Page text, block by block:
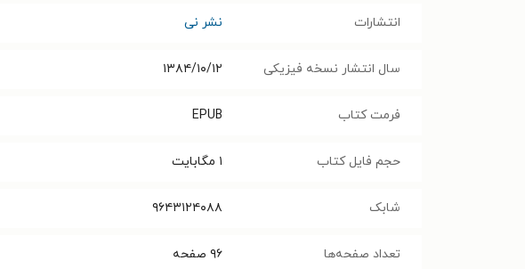
انتشارات نشر نی
سال انتشار نسخه فیزیکی ۱۳۸۴/۱۰/۱۲
فرمت کتاب EPUB
حجم فایل کتاب ۱ مگابایت
شابک ۹۶۴۳۱۲۴۰۸۸
تعداد صفحه‌ها ۹۶ صفحه